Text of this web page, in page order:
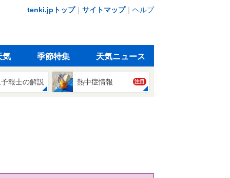
tenki.jpトップ｜ サイトマップ｜ ヘルプ
気 季節特集 天気ニュース
報士の解説 熱中症情報 注目